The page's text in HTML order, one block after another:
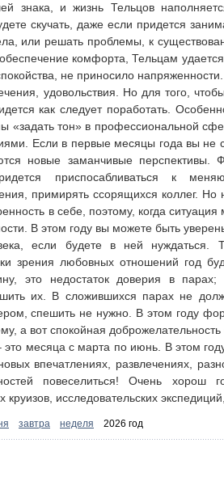
знака, и жизнь Тельцов
скучать, даже если придется
или решать проблемы, к
комфорта, Тельцам
не приносило
удовольствия. Но для того,
как следует поработать.
«задать тон» в профессиональной
Если в первые месяцы года вы не
новые заманчивые перспективы.
приспосабливаться к
примирять ссорящихся коллег. Но
в себе, поэтому, когда
В этом году вы можете быть
если будете в ней нуждаться.
зрения любовных отношений год
это недостаток доверия в
их. В сложившихся парах не
спешить не нужно. В этом году
а вот спокойная
месяца с марта по июнь. В этом
впечатлениях, развлечениях,
повеселиться! Очень
круизов, исследовательских
завтра неделя 2026 год